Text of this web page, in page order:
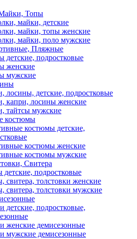
Топы
майки, детские
майки, топы женские
майки, поло мужские
Пляжные
детские, подростковые
женские
мужские
лосины, детские, подростковые
капри, лосины женские
тайтсы мужские
костюмы
костюмы детские,
костюмы женские
костюмы мужские
Свитера
детские, подростковые
свитера, толстовки женские
свитера, толстовки мужские
детские, подростковые,
женские демисезонные
мужские демисезонные